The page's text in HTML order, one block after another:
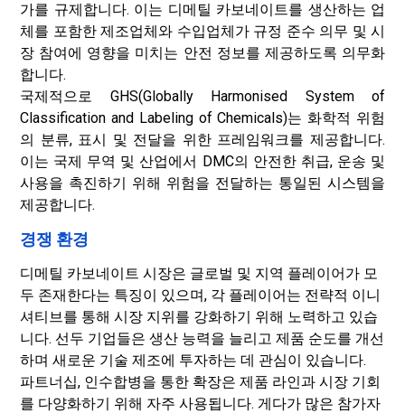
가를 규제합니다. 이는 디메틸 카보네이트를 생산하는 업
체를 포함한 제조업체와 수입업체가 규정 준수 의무 및 시
장 참여에 영향을 미치는 안전 정보를 제공하도록 의무화
합니다.
국제적으로 GHS(Globally Harmonised System of
Classification and Labeling of Chemicals)는 화학적 위험
의 분류, 표시 및 전달을 위한 프레임워크를 제공합니다.
이는 국제 무역 및 산업에서 DMC의 안전한 취급, 운송 및
사용을 촉진하기 위해 위험을 전달하는 통일된 시스템을
제공합니다.
경쟁 환경
디메틸 카보네이트 시장은 글로벌 및 지역 플레이어가 모
두 존재한다는 특징이 있으며, 각 플레이어는 전략적 이니
셔티브를 통해 시장 지위를 강화하기 위해 노력하고 있습
니다. 선두 기업들은 생산 능력을 늘리고 제품 순도를 개선
하며 새로운 기술 제조에 투자하는 데 관심이 있습니다.
파트너십, 인수합병을 통한 확장은 제품 라인과 시장 기회
를 다양화하기 위해 자주 사용됩니다. 게다가 많은 참가자